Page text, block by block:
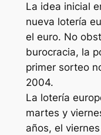
La idea inicial
nueva lotería
el euro. No
burocracia, la
primer sorteo
2004.
La lotería
martes y
años, el